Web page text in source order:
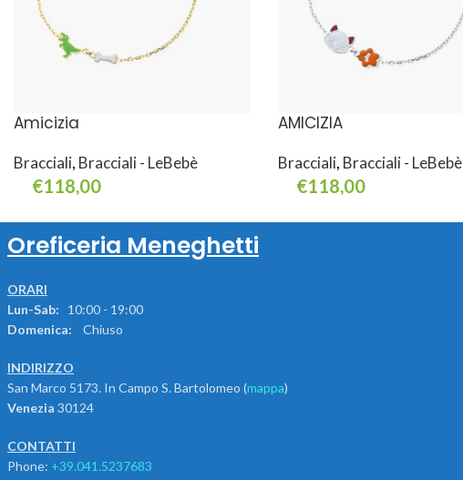
Amicizia
Bracciali, Bracciali - LeBebè
€118,00
AMICIZIA
Bracciali, Bracciali - LeBebè
€118,00
Oreficeria Meneghetti
ORARI
Lun-Sab: 10:00 - 19:00
Domenica:
Chiuso
INDIRIZZO
San Marco 5173. In Campo S. Bartolomeo (mappa)
Venezia 30124
CONTATTI
Phone: +39.041.5237683